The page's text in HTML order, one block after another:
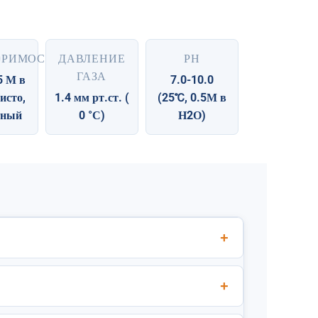
М в
ДАВЛЕНИЕ
ГАЗА
1.4 мм рт.ст. (
0 °С)
РН
7.0-10.0
(25℃, 0.5М в
Н2О)